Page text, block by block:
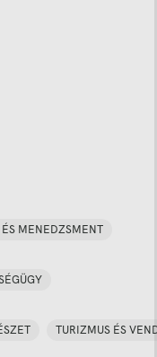
MENEDZSMENT
TURIZMUS ÉS